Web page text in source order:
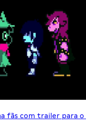
fãs com trailer para o